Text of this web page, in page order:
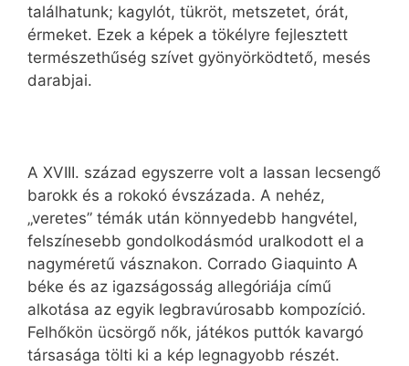
találhatunk; kagylót, tükröt, metszetet, órát,
érmeket. Ezek a képek a tökélyre fejlesztett
természethűség szívet gyönyörködtető, mesés
darabjai.
A XVIII. század egyszerre volt a lassan lecsengő
barokk és a rokokó évszázada. A nehéz,
„veretes” témák után könnyedebb hangvétel,
felszínesebb gondolkodásmód uralkodott el a
nagyméretű vásznakon. Corrado Giaquinto A
béke és az igazságosság allegóriája című
alkotása az egyik legbravúrosabb kompozíció.
Felhőkön ücsörgő nők, játékos puttók kavargó
társasága tölti ki a kép legnagyobb részét.